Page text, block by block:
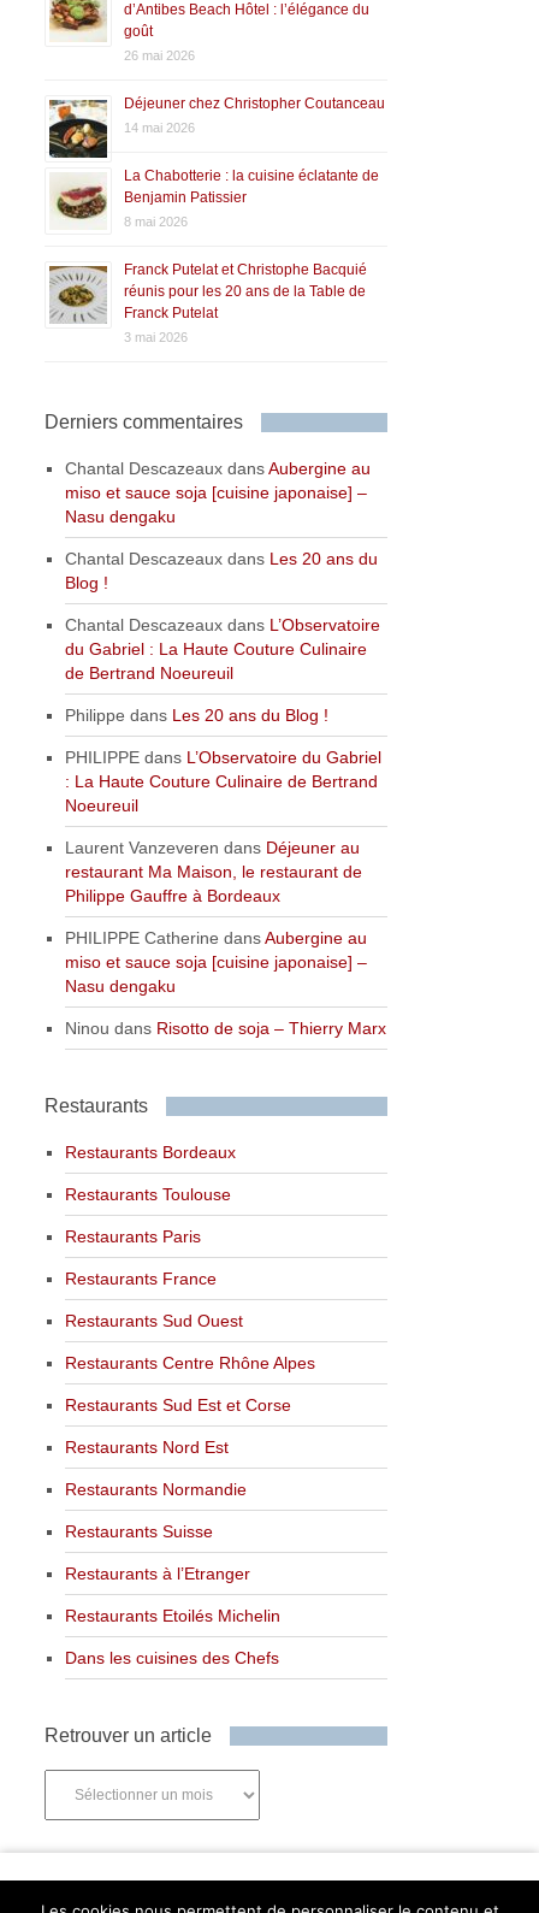
d’Antibes Beach Hôtel : l’élégance du
goût
26 mai 2026
Déjeuner chez Christopher Coutanceau
14 mai 2026
La Chabotterie : la cuisine éclatante de
Benjamin Patissier
8 mai 2026
Franck Putelat et Christophe Bacquié
réunis pour les 20 ans de la Table de
Franck Putelat
3 mai 2026
Derniers commentaires
Chantal Descazeaux dansAubergine au
miso et sauce soja [cuisine japonaise] –
Nasu dengaku
Chantal Descazeaux dans Les 20 ans du
Blog !
Chantal Descazeaux dans L’Observatoire
du Gabriel : La Haute Couture Culinaire
de Bertrand Noeureuil
Philippe dans Les 20 ans du Blog !
PHILIPPE dans L’Observatoire du Gabriel
: La Haute Couture Culinaire de Bertrand
Noeureuil
Laurent Vanzeveren dans Déjeuner au
restaurant Ma Maison, le restaurant de
Philippe Gauffre à Bordeaux
PHILIPPE Catherine dansAubergine au
miso et sauce soja [cuisine japonaise] –
Nasu dengaku
Ninou dans Risotto de soja – Thierry Marx
Restaurants
Restaurants Bordeaux
Restaurants Toulouse
Restaurants Paris
Restaurants France
Restaurants Sud Ouest
Restaurants Centre Rhône Alpes
Restaurants Sud Est et Corse
Restaurants Nord Est
Restaurants Normandie
Restaurants Suisse
Restaurants à l’Etranger
Restaurants Etoilés Michelin
Dans les cuisines des Chefs
Retrouver un article